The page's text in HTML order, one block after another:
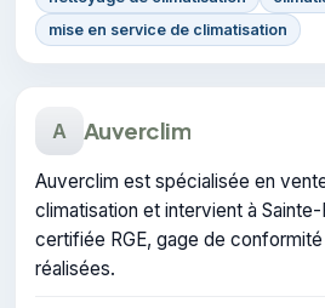
mise en service de climatisation
A Auverclim
Auverclim est spécialisée en
climatisation et intervient à
certifiée RGE, gage de
réalisées.